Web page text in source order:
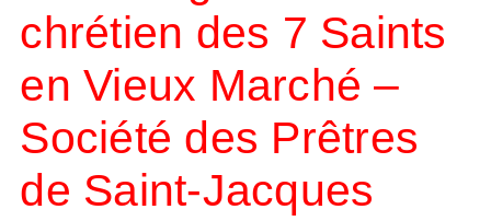
chrétien des 7 Saints
en Vieux Marché –
Société des Prêtres
de Saint-Jacques